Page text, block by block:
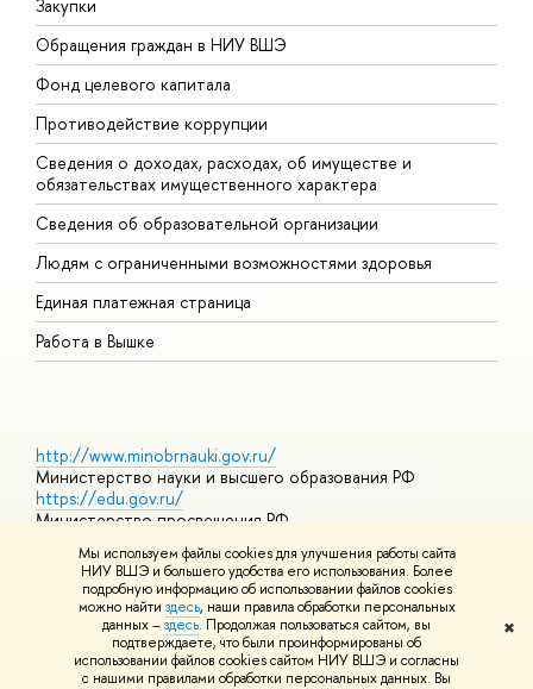
Мы используем файлы cookies для улучшения работы сайта
НИУ ВШЭ и большего удобства его использования. Более
подробную информацию об использовании файлов cookies
можно найти здесь, наши правила обработки персональных
данных –здесь. Продолжая пользоваться сайтом, вы
подтверждаете, что были проинформированы об
использовании файлов cookies сайтом НИУ ВШЭ и согласны
с нашими правилами обработки персональных данных. Вы
✖
Закупки
Обращения граждан в НИУ ВШЭ
Фонд целевого капитала
Противодействие коррупции
Сведения о доходах, расходах, об имуществе и
обязательствах имущественного характера
Сведения об образовательной организации
Людям с ограниченными возможностями здоровья
Единая платежная страница
Работа в Вышке
http://www.minobrnauki.gov.ru/
Министерство науки и высшего образования РФ
https://edu.gov.ru/
Министерство просвещения РФ
https://elearning.hse.ru/mooc
Массовые открытые онлайн-курсы
© НИУ ВШЭ 1993–2026 Адреса и контактыУсловия
использования материалов Политика конфиденциальности